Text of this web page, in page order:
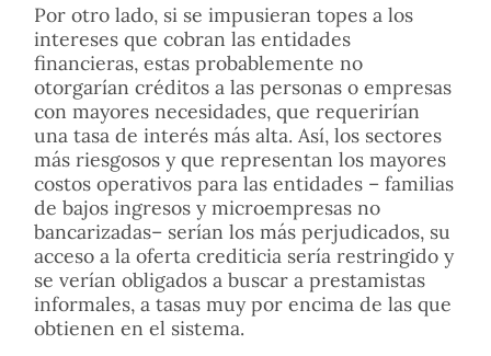
Por otro lado, si se impusieran topes a los
intereses que cobran las entidades
financieras, estas probablemente no
otorgarían créditos a las personas o empresas
con mayores necesidades, que requerirían
una tasa de interés más alta. Así, los sectores
más riesgosos y que representan los mayores
costos operativos para las entidades – familias
de bajos ingresos y microempresas no
bancarizadas– serían los más perjudicados, su
acceso a la oferta crediticia sería restringido y
se verían obligados a buscar a prestamistas
informales, a tasas muy por encima de las que
obtienen en el sistema.